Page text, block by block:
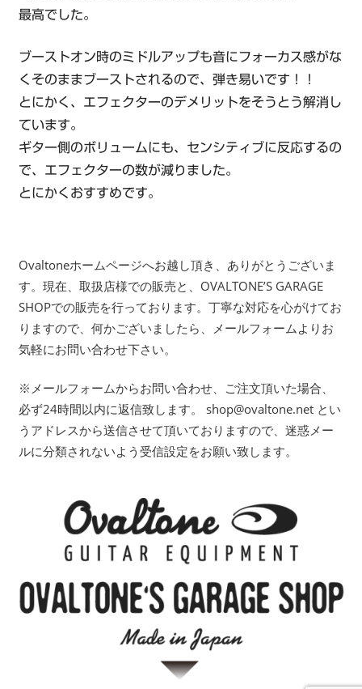
最高でした。
ブーストオン時のミドルアップも音にフォーカス感がな
くそのままブーストされるので、弾き易いです！！
とにかく、エフェクターのデメリットをそうとう解消し
ています。
ギター側のボリュームにも、センシティブに反応するの
で、エフェクターの数が減りました。
とにかくおすすめです。
Ovaltoneホームページへお越し頂き、ありがとうございま
す。現在、取扱店様での販売と、OVALTONE’S GARAGE
SHOPでの販売を行っております。丁寧な対応を心がけてお
りますので、何かございましたら、メールフォームよりお
気軽にお問い合わせ下さい。
※メールフォームからお問い合わせ、ご注文頂いた場合、
必ず24時間以内に返信致します。 shop@ovaltone.net とい
うアドレスから送信させて頂いておりますので、迷惑メー
ルに分類されないよう受信設定をお願い致します。